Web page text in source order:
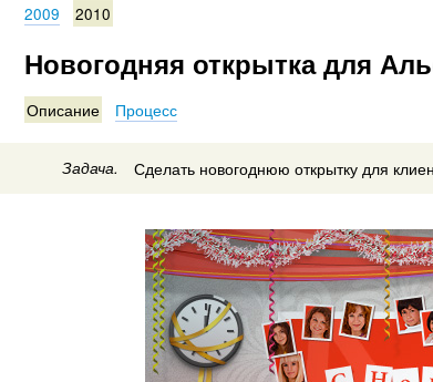
2009 2010
Новогодняя открытка для
Описание Процесс
Задача. Сделать новогоднюю открытку для